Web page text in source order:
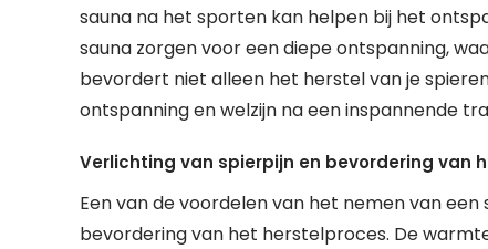
sauna na het sporten kan helpen bij het
sauna zorgen voor een diepe ontspanning,
bevordert niet alleen het herstel van je
ontspanning en welzijn na een inspannende
Verlichting van spierpijn en bevordering van
Een van de voordelen van het nemen van
bevordering van het herstelproces. De